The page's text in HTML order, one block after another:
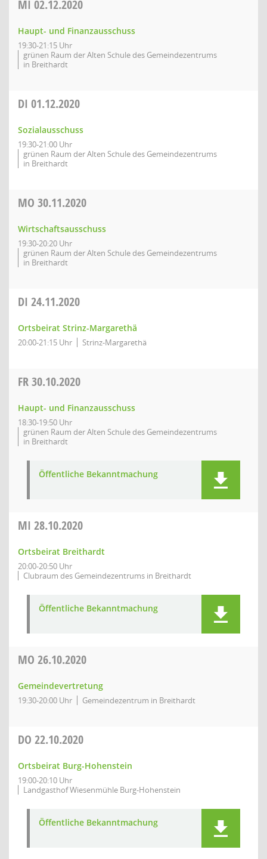
MI 02.12.2020
Haupt- und Finanzausschuss
19:30-21:15 Uhr
grünen Raum der Alten Schule des Gemeindezentrums
in Breithardt
DI 01.12.2020
Sozialausschuss
19:30-21:00 Uhr
grünen Raum der Alten Schule des Gemeindezentrums
in Breithardt
MO 30.11.2020
Wirtschaftsausschuss
19:30-20:20 Uhr
grünen Raum der Alten Schule des Gemeindezentrums
in Breithardt
DI 24.11.2020
Ortsbeirat Strinz-Margarethä
20:00-21:15 Uhr Strinz-Margarethä
FR30.10.2020
Haupt- und Finanzausschuss
18:30-19:50 Uhr
grünen Raum der Alten Schule des Gemeindezentrums
in Breithardt
Öffentliche Bekanntmachung
MI 28.10.2020
Ortsbeirat Breithardt
20:00-20:50 Uhr
Clubraum des Gemeindezentrums in Breithardt
Öffentliche Bekanntmachung
MO 26.10.2020
Gemeindevertretung
19:30-20:00 Uhr Gemeindezentrum in Breithardt
DO 22.10.2020
Ortsbeirat Burg-Hohenstein
19:00-20:10 Uhr
Landgasthof Wiesenmühle Burg-Hohenstein
Öffentliche Bekanntmachung